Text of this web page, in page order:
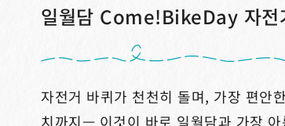
일월담 Come!BikeDay 자전
자전거 바퀴가 천천히 돌며, 가장 편안
치까지— 이것이 바로 일월담과 가장